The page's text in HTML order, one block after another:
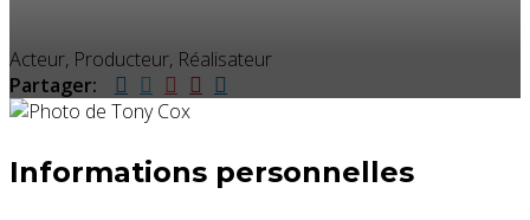
Acteur, Producteur, Réalisateur
Partager:
Informations personnelles